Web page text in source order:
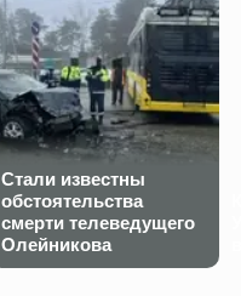
Стали известны
обстоятельства
смерти телеведущего
Олейникова